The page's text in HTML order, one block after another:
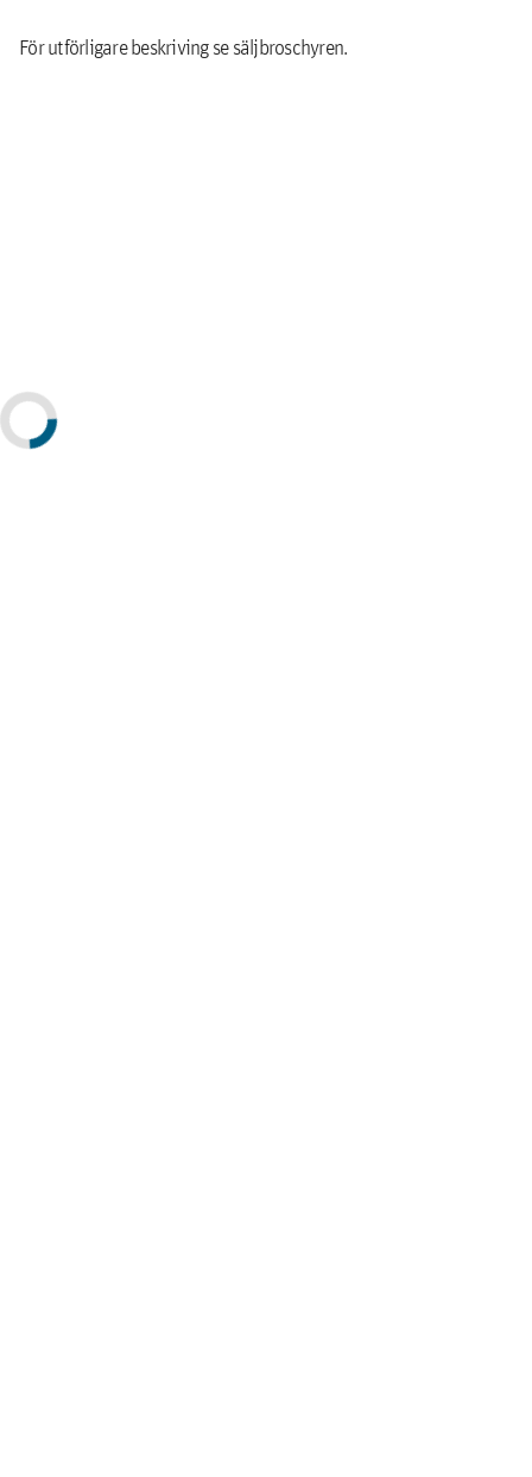
För utförligare beskriving se säljbroschyren.